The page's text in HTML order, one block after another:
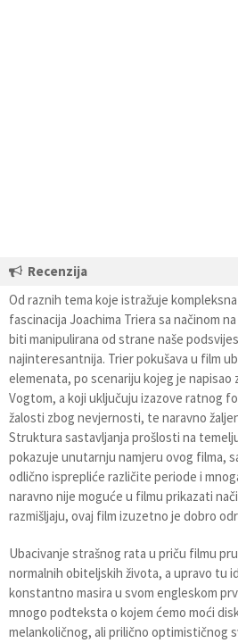
Recenzija
Od raznih tema koje istražuje
fascinacija Joachima Triera sa načinom
biti manipulirana od strane naše
najinteresantnija. Trier pokušava u film
elemenata, po scenariju kojeg je napisao
Vogtom, a koji uključuju izazove ratnog
žalosti zbog nevjernosti, te naravno
Struktura sastavljanja prošlosti na
pokazuje unutarnju namjeru ovog filma,
odlično isprepliće različite periode i
naravno nije moguće u filmu prikazati
razmišljaju, ovaj film izuzetno je dobro
Ubacivanje strašnog rata u priču filmu
normalnih obiteljskih života, a upravo tu
konstantno masira u svom engleskom
mnogo podteksta o kojem ćemo moći
melankoličnog, ali prilično optimističnog